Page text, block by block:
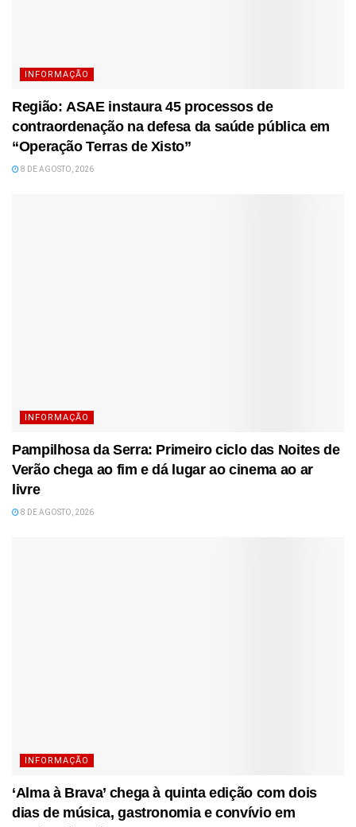
INFORMAÇÃO
Região: ASAE instaura 45 processos de
contraordenação na defesa da saúde pública em
“Operação Terras de Xisto”
8 DE AGOSTO, 2026
INFORMAÇÃO
Pampilhosa da Serra: Primeiro ciclo das Noites de
Verão chega ao fim e dá lugar ao cinema ao ar
livre
8 DE AGOSTO, 2026
INFORMAÇÃO
‘Alma à Brava’ chega à quinta edição com dois
dias de música, gastronomia e convívio em